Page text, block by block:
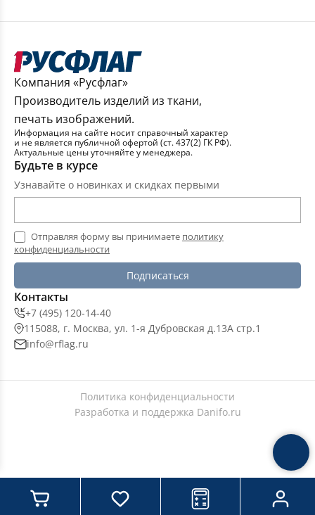
Компания «Русфлаг»
Производитель изделий из ткани,
печать изображений.
Информация на сайте носит справочный характер
и не является публичной офертой (ст. 437(2) ГК РФ).
Актуальные цены уточняйте у менеджера.
Будьте в курсе
Узнавайте о новинках и скидках первыми
Отправляя форму вы принимаете политику
конфиденциальности
Подписаться
Контакты
+7 (495) 120-14-40
115088, г. Москва, ул. 1-я Дубровская д.13А стр.1
info@rflag.ru
Политика конфиденциальности
Разработка и поддержка Danifo.ru